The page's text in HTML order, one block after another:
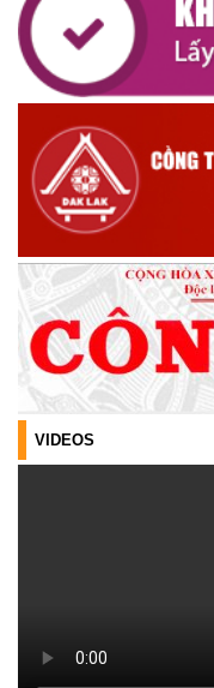
CÔNG KHAI DANH
TOÀN TRÌNH THUỘC
CƯ M’TA
TẬP HUẤN NÂNG CAO
VÀ ĐIỀU HÀNH HOẠT
(21/07/2026)
ĐẢNG ỦY XÃ CƯ M’TA
TÁC CÁN BỘ
(21/07/2026)
ĐIỂM TỰA PHÁT TRIỂN
(14/07/2026)
KINH TẾ - XÃ HỘI 6
VIDEOS